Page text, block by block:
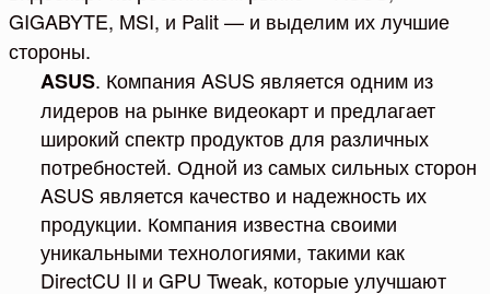
GIGABYTE, MSI, и Palit — и выделим их лучшие
стороны.
ASUS. Компания ASUS является одним из
лидеров на рынке видеокарт и предлагает
широкий спектр продуктов для различных
потребностей. Одной из самых сильных сторон
ASUS является качество и надежность их
продукции. Компания известна своими
уникальными технологиями, такими как
DirectCU II и GPU Tweak, которые улучшают